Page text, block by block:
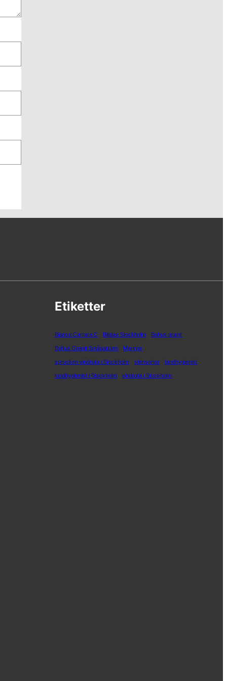
Etiketter
Bianco Carrara C Bilglas Stockholm Bohus granit
Bohus Granit Smågatsten Marmor
sprucken vindruta i Stockholm stensorter tandhygienist
tandhygienist i Stockholm vindruta i Stockholm